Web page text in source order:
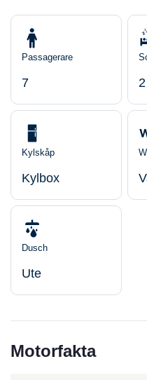
Passagerare
7 2
Kylskåp
Kylbox
Dusch
Ute
Motorfakta